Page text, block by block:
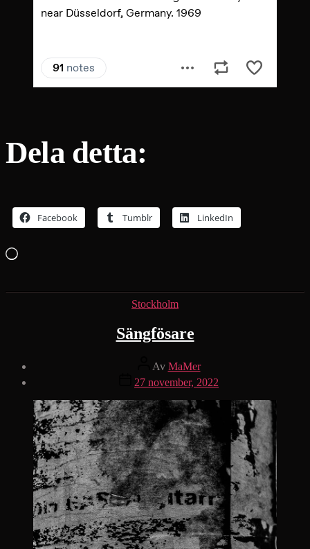
Dela detta:
Facebook Tumblr LinkedIn
Laddar
Kategorier
Stockholm
Sängfösare
Inläggsförfattare
Av MaMer
Inläggsdatum
27 november, 2022